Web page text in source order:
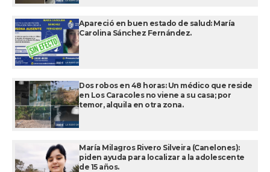
Apareció en buen estado de salud: María
Carolina Sánchez Fernández.
Dos robos en 48 horas: Un médico que reside
en Los Caracoles no viene a su casa; por
temor, alquila en otra zona.
María Milagros Rivero Silveira (Canelones):
piden ayuda para localizar a la adolescente
de 15 años.